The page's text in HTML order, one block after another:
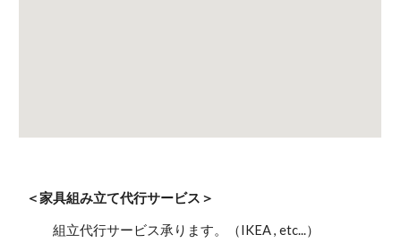
＜家具組み立て代行サービス＞
組立代行サービス承ります。（IKEA , etc...）